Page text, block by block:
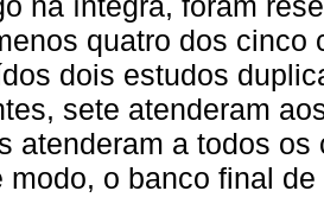
quatro dos cinco
dois estudos
sete atenderam
atenderam a todos
modo, o banco final